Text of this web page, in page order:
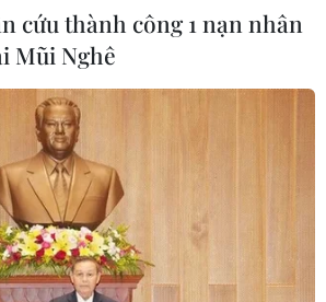
TẤN XÃ VIỆT NAM
TIẾN DUẨN
NGUYỄN THỊ TÁM, KHÚC THANH
Quy định sử dụng
cứu thành công 1 nạn nhân
Mũi Nghê